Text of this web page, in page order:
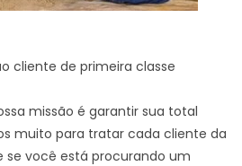
cliente de primeira classe
missão é garantir sua total
muito para tratar cada cliente da
você está procurando um